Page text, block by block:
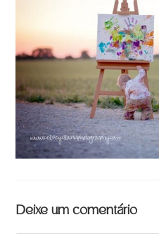
Deixe um comentário